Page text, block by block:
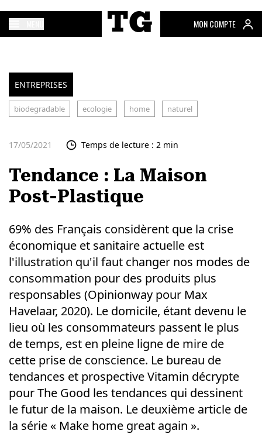
MON COMPTE
ENTREPRISES
biodegradable ecologie home naturel
17/05/2021 Temps de lecture : 2 min
Tendance : La Maison
Post-Plastique
69% des Français considèrent que la crise
économique et sanitaire actuelle est
l'illustration qu'il faut changer nos modes de
consommation pour des produits plus
responsables (Opinionway pour Max
Havelaar, 2020). Le domicile, étant devenu le
lieu où les consommateurs passent le plus
de temps, est en pleine ligne de mire de
cette prise de conscience. Le bureau de
tendances et prospective Vitamin décrypte
pour The Good les tendances qui dessinent
le futur de la maison. Le deuxième article de
la série « Make home great again ».